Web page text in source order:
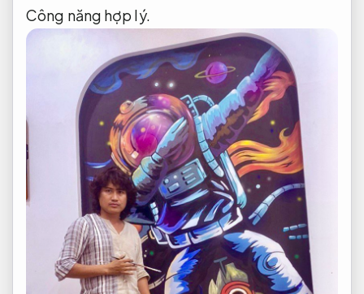
Công năng hợp lý.